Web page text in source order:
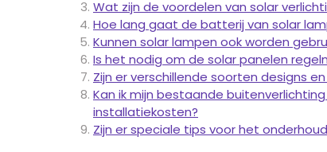
Wat zijn de voordelen van solar
Hoe lang gaat de batterij van solar
Kunnen solar lampen ook worden
Is het nodig om de solar panelen
Zijn er verschillende soorten designs
Kan ik mijn bestaande
installatiekosten?
Zijn er speciale tips voor het